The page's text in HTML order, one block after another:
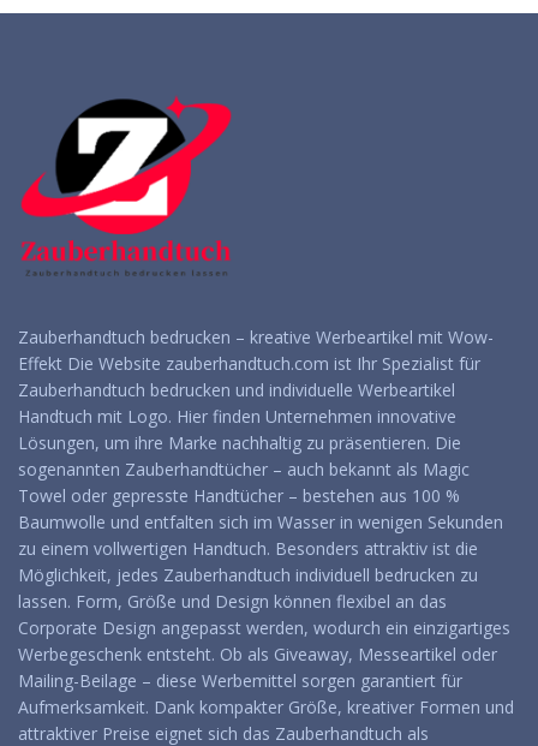
Zauberhandtuch bedrucken – kreative Werbeartikel mit Wow-
Effekt Die Website zauberhandtuch.com ist Ihr Spezialist für
Zauberhandtuch bedrucken und individuelle Werbeartikel
Handtuch mit Logo. Hier finden Unternehmen innovative
Lösungen, um ihre Marke nachhaltig zu präsentieren. Die
sogenannten Zauberhandtücher – auch bekannt als Magic
Towel oder gepresste Handtücher – bestehen aus 100 %
Baumwolle und entfalten sich im Wasser in wenigen Sekunden
zu einem vollwertigen Handtuch. Besonders attraktiv ist die
Möglichkeit, jedes Zauberhandtuch individuell bedrucken zu
lassen. Form, Größe und Design können flexibel an das
Corporate Design angepasst werden, wodurch ein einzigartiges
Werbegeschenk entsteht. Ob als Giveaway, Messeartikel oder
Mailing-Beilage – diese Werbemittel sorgen garantiert für
Aufmerksamkeit. Dank kompakter Größe, kreativer Formen und
attraktiver Preise eignet sich das Zauberhandtuch als